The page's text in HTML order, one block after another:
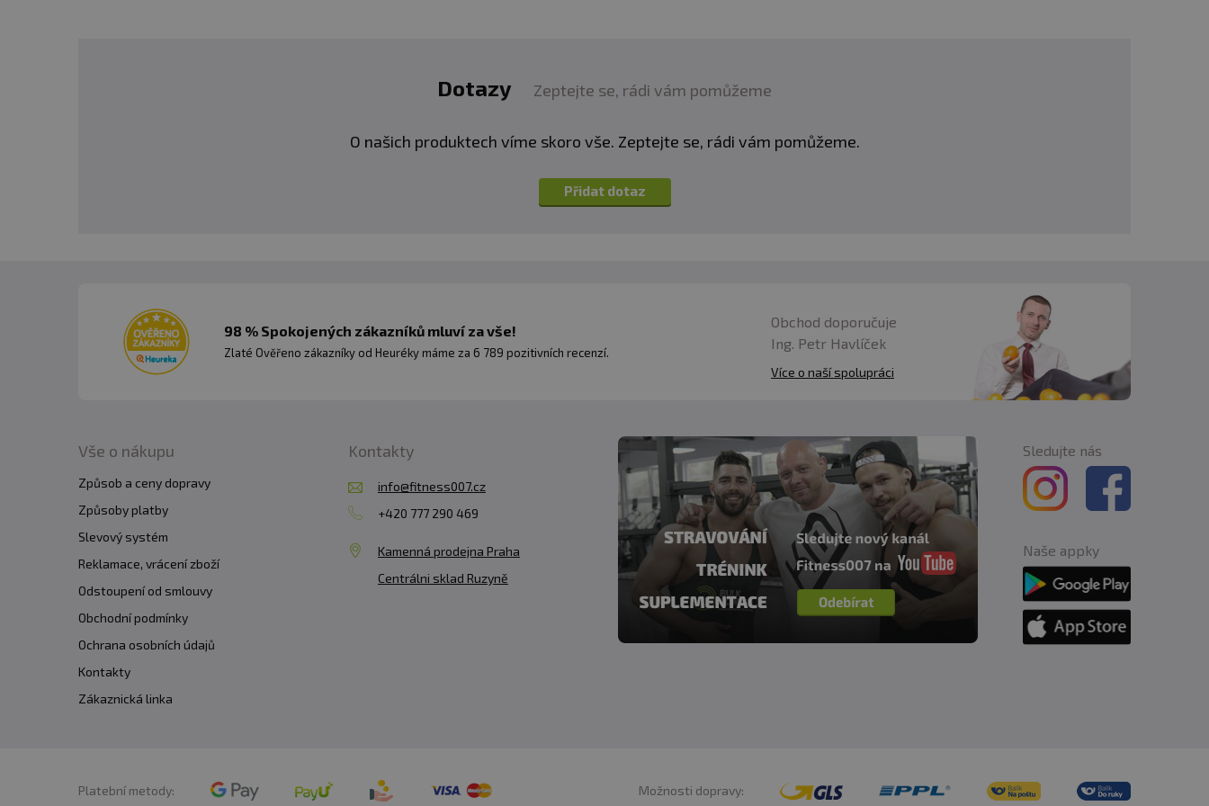
Dotazy Zeptejte se, rádi vám pomůžeme
O našich produktech víme skoro vše. Zeptejte se, rádi vám pomůžeme.
Přidat dotaz
98 % Spokojených zákazníků mluví za vše!
Zlaté Ověřeno zákazníky od Heuréky máme za 6 789 pozitivních recenzí.
Obchod doporučuje
Ing. Petr Havlíček
Více o naší spolupráci
Vše o nákupu
Způsob a ceny dopravy
Způsoby platby
Slevový systém
Reklamace, vrácení zboží
Odstoupení od smlouvy
Obchodní podmínky
Ochrana osobních údajů
Kontakty
Zákaznická linka
Kontakty
info@fitness007.cz
+420 777 290 469
Kamenná prodejna Praha
Centrálni sklad Ruzyně
Sledujte nás
Naše appky
Platební metody: Možnosti dopravy: